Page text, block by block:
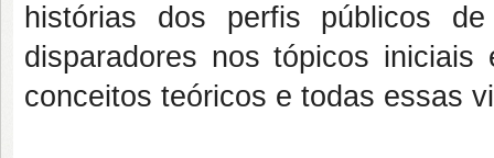
histórias dos perfis públicos
disparadores nos tópicos
conceitos teóricos e todas essas